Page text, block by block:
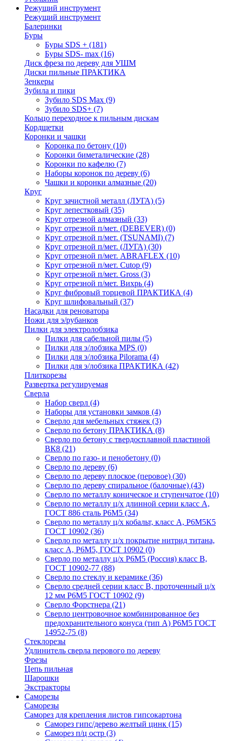
Режущий инструмент
Режущий инструмент
Балеринки
Буры
Буры SDS + (181)
Буры SDS- max (16)
Диск фреза по дереву для УШМ
Диски пильные ПРАКТИКА
Зенкеры
Зубила и пики
Зубило SDS Max (9)
Зубило SDS+ (7)
Кольцо переходное к пильным дискам
Кордщетки
Коронки и чашки
Коронка по бетону (10)
Коронки биметалические (28)
Коронки по кафелю (7)
Наборы коронок по дереву (6)
Чашки и коронки алмазные (20)
Круг
Круг зачистной металл (ЛУГА) (5)
Круг лепестковый (35)
Круг отрезной алмазный (33)
Круг отрезной п/мет. (DEBEVER) (0)
Круг отрезной п/мет. (TSUNAMI) (7)
Круг отрезной п/мет. (ЛУГА) (30)
Круг отрезной п/мет. ABRAFLEX (10)
Круг отрезной п/мет. Cutop (9)
Круг отрезной п/мет. Gross (3)
Круг отрезной п/мет. Вихрь (4)
Круг фибровый торцевой ПРАКТИКА (4)
Круг шлифовальный (37)
Насадки для реноватора
Ножи для э/рубанков
Пилки для электролобзика
Пилки для сабельной пилы (5)
Пилки для э/лобзика MPS (0)
Пилки для э/лобзика Pilorama (4)
Пилки для э/лобзика ПРАКТИКА (42)
Плиткорезы
Развертка регулируемая
Сверла
Набор сверл (4)
Наборы для установки замков (4)
Сверло для мебельных стяжек (3)
Сверло по бетону ПРАКТИКА (8)
Сверло по бетону с твердосплавной пластиной
ВК8 (21)
Сверло по газо- и пенобетону (0)
Сверло по дереву (6)
Сверло по дереву плоское (перовое) (30)
Сверло по дереву спиральное (балочные) (43)
Сверло по металлу коническое и ступенчатое (10)
Сверло по металлу ц/х длинной серии класс А,
ГОСТ 886 сталь Р6М5 (34)
Сверло по металлу ц/х кобальт, класс А, Р6М5К5
ГОСТ 10902 (36)
Сверло по металлу ц/х покрытие нитрид титана,
класс А, Р6М5, ГОСТ 10902 (0)
Сверло по металлу ц/х Р6М5 (Россия) класс В,
ГОСТ 10902-77 (88)
Сверло по стеклу и керамике (36)
Сверло средней серии класс В, проточенный ц/х
12 мм Р6М5 ГОСТ 10902 (9)
Сверло Форстнера (21)
Сверло центровочное комбинированное без
предохранительного конуса (тип А) Р6М5 ГОСТ
14952-75 (8)
Стеклорезы
Удлинитель сверла перового по дереву
Фрезы
Цепь пильная
Шарошки
Экстракторы
Саморезы
Саморезы
Саморез для крепления листов гипсокартона
Саморез гипс/дерево желтый цинк (15)
Саморез п/ц остр (3)